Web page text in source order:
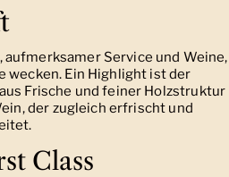
Service und Weine,
wecken. Ein Highlight ist der
Frische und feiner Holzstruktur
der zugleich erfrischt und
Class